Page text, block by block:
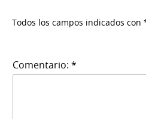
Todos los campos indicados con
Comentario: *